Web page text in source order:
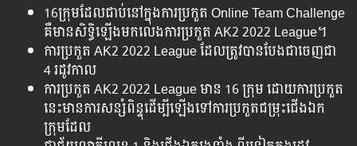
16ក្រុមដែលជាប់នៅក្នុង​ការប្រកួត Online Team Challenge
គឺមានសិទ្ធិឡើងមកលេងការប្រកួត AK2 2022 League។
ការប្រកួត AK2 2022 League ដែលត្រូវបានបែងជាចេញជា
4 រដូវកាល
ការប្រកួត AK2 2022 League មាន 16 ក្រុម ដោយការប្រកួត
នេះមានការសន្សំពិន្ទុដើម្បីឡើងទៅការប្រកួតជម្រុះជើងឯក
ក្រុមដែល